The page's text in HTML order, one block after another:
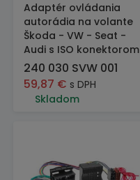
Adaptér ovládania
autorádia na volante
Škoda - VW - Seat -
Audi s ISO konektorom
240 030 SVW 001
59,87 € s DPH
Skladom